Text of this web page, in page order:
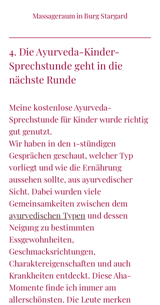
Massageraum in Burg Stargard
4. Die Ayurveda-Kinder-
Sprechstunde geht in die
nächste Runde
Meine kostenlose Ayurveda-
Sprechstunde für Kinder wurde richtig
gut genutzt.
Wir haben in den 1-stündigen
Gesprächen geschaut, welcher Typ
vorliegt und wie die Ernährung
aussehen sollte, aus ayurvedischer
Sicht. Dabei wurden viele
Gemeinsamkeiten zwischen dem
ayurvedischen Typen und dessen
Neigung zu bestimmten
Essgewohnheiten,
Geschmacksrichtungen,
Charaktereigenschaften und auch
Krankheiten entdeckt. Diese Aha-
Momente finde ich immer am
allerschönsten. Die Leute merken